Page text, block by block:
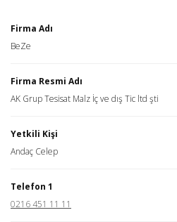
Firma Adı
BeZe
Firma Resmi Adı
AK Grup Tesisat Malz İç ve dış Tic ltd şti
Yetkili Kişi
Andaç Celep
Telefon 1
0216 451 11 11